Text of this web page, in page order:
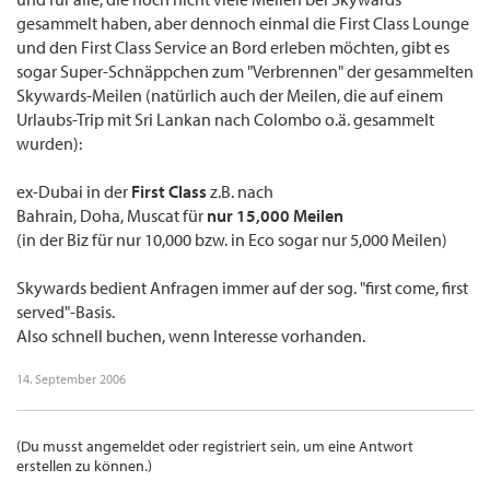
gesammelt haben, aber dennoch einmal die First Class Lounge
und den First Class Service an Bord erleben möchten, gibt es
sogar Super-Schnäppchen zum "Verbrennen" der gesammelten
Skywards-Meilen (natürlich auch der Meilen, die auf einem
Urlaubs-Trip mit Sri Lankan nach Colombo o.ä. gesammelt
wurden):
ex-Dubai in der First Class z.B. nach
Bahrain, Doha, Muscat für nur 15,000 Meilen
(in der Biz für nur 10,000 bzw. in Eco sogar nur 5,000 Meilen)
Skywards bedient Anfragen immer auf der sog. "first come, first
served"-Basis.
Also schnell buchen, wenn Interesse vorhanden.
14. September 2006
(Du musst angemeldet oder registriert sein, um eine Antwort
erstellen zu können.)